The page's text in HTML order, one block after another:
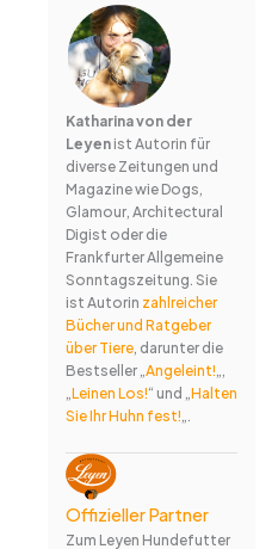
Katharina von der
Leyenist Autorin für
diverse Zeitungen und
Magazine wie Dogs,
Glamour, Architectural
Digist oder die
Frankfurter Allgemeine
Sonntagszeitung. Sie
ist Autorin zahlreicher
Bücher und Ratgeber
über Tiere, darunter die
Bestseller „Angeleint!„,
„Leinen Los!“ und „Halten
Sie Ihr Huhn fest!„.
Offizieller Partner
Zum Leyen Hundefutter